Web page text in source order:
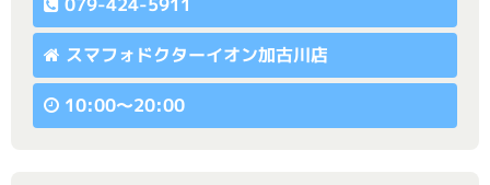
スマフォドクターイオン加古川店
10:00〜20:00